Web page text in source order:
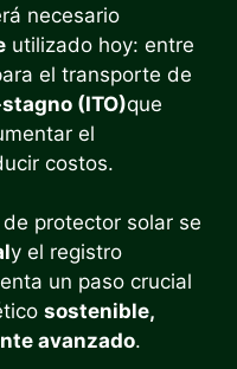
necesario
utilizado hoy: entre
el transporte de
(ITO)que
el
costos.
protector solar se
y el registro
un paso crucial
sostenible,
avanzado.